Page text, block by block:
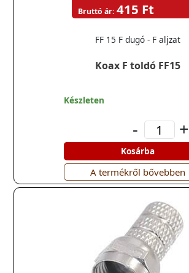
Koax F toldó FF15
FF 15 F dugó - F aljzat
Bruttó ár: 415 Ft
Készleten
- +
Kosárba
A termékről bővebben